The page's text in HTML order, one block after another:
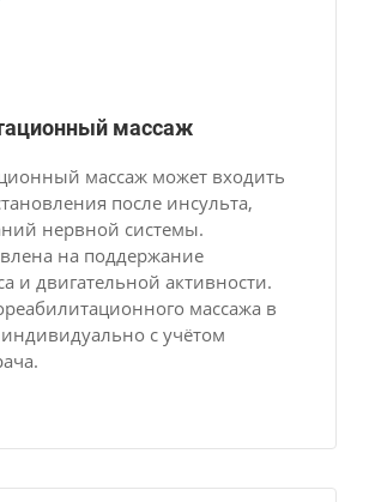
массаж
массаж может входить
после инсульта,
нервной системы.
на поддержание
и двигательной активности.
массажа в
с учётом